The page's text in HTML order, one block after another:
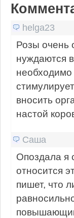
helga23
Розы очень
нуждаются
необходимо
вносить
настой
Саша
Опоздала я
относится
пишет, что